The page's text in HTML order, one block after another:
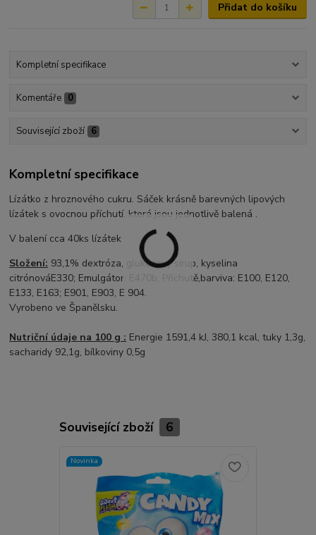
Přidat do košíku
Kompletní specifikace
Komentáře 0
Související zboží 6
Kompletní specifikace
Lízátko z hroznového cukru. Sáček krásně barevných lipových
lízátek s ovocnou příchutí, která jsou jednotlivě balená .
V balení cca 40ks lízátek
Složení: 93,1% dextróza, glukózový sirup, kyselina
citrónováE330; Emulgátor Příchutě,barviva: E100, E120,
E133, E163; E901, E903, E 904.
Vyrobeno ve Španělsku.
Nutriční údaje na 100 g : Energie 1591,4 kJ, 380,1 kcal, tuky 1,3g,
sacharidy 92,1g, bílkoviny 0,5g
Související zboží 6
Novinka